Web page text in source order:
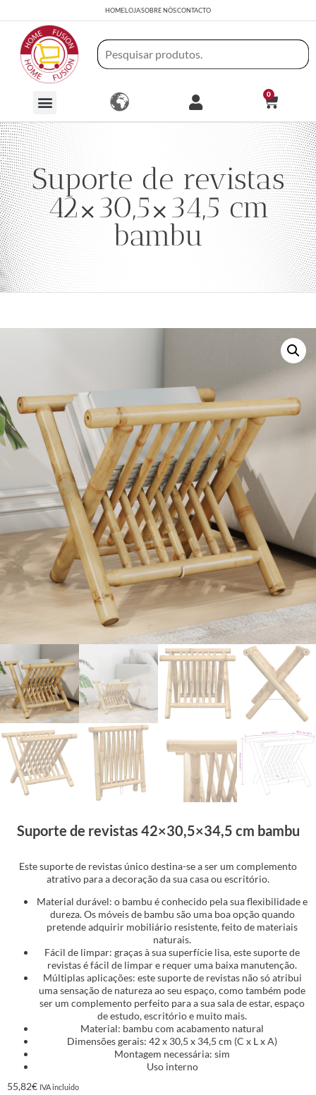
HOMELOJASOBRE NÓSCONTACTO
0
Suporte de revistas
42×30,5×34,5 cm
bambu
Suporte de revistas 42×30,5×34,5 cm bambu
Este suporte de revistas único destina-se a ser um complemento
atrativo para a decoração da sua casa ou escritório.
Material durável: o bambu é conhecido pela sua flexibilidade e
dureza. Os móveis de bambu são uma boa opção quando
pretende adquirir mobiliário resistente, feito de materiais
naturais.
Fácil de limpar: graças à sua superfície lisa, este suporte de
revistas é fácil de limpar e requer uma baixa manutenção.
Múltiplas aplicações: este suporte de revistas não só atribui
uma sensação de natureza ao seu espaço, como também pode
ser um complemento perfeito para a sua sala de estar, espaço
de estudo, escritório e muito mais.
Material: bambu com acabamento natural
Dimensões gerais: 42 x 30,5 x 34,5 cm (C x L x A)
Montagem necessária: sim
Uso interno
55,82€ IVA incluido